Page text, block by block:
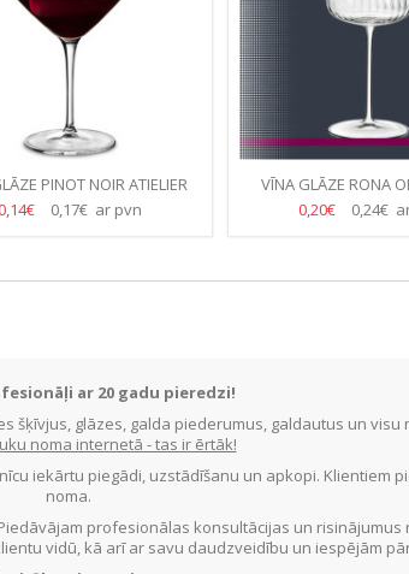
PINOT NOIR ATIELIER
610ML-K/15.GB
0,17€ ar pvn
VĪNA GLĀZE RONA
0,20€
0,24€
ar 20 gadu pieredzi!
glāzes, galda piederumus, galdautus un
noma internetā - tas ir ērtāk!
iekārtu piegādi, uzstādīšanu un apkopi. Klientiem
noma.
profesionālas konsultācijas un
vidū, kā arī ar savu daudzveidību un iespējām